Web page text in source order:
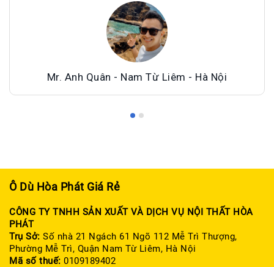
Mr. Anh Quân - Nam Từ Liêm - Hà Nội
Ô Dù Hòa Phát Giá Rẻ
CÔNG TY TNHH SẢN XUẤT VÀ DỊCH VỤ NỘI THẤT HÒA
PHÁT
Trụ Sở: Số nhà 21 Ngách 61 Ngõ 112 Mễ Trì Thượng,
Phường Mễ Trì, Quận Nam Từ Liêm, Hà Nội
Mã số thuế: 0109189402